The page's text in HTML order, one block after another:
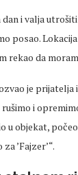
i valja
posao.
rekao da
je
i
u objekat,
’Fajzer’“.